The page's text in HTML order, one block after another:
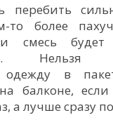
перебить
то более
смесь
Нельзя
одежду в
балконе, если
а лучше сразу